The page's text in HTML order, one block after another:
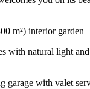
m²) interior garden
with natural light
garage with valet